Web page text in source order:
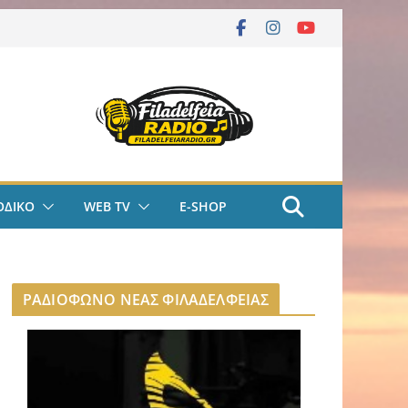
WEB TV E-SHOP
ΡΑΔΙΟΦΩΝΟ ΝΕΑΣ ΦΙΛΑΔΕΛΦΕΙΑΣ